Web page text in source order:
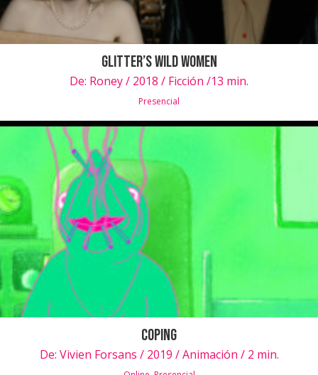
Glitter’s Wild Women
De: Roney / 2018 / Ficción /13 min.
Presencial
Coping
De: Vivien Forsans / 2019 / Animación / 2 min.